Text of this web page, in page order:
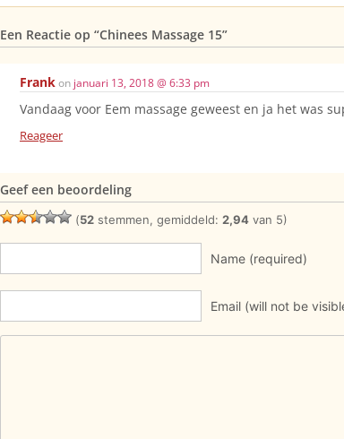
Een Reactie op “Chinees Massage 15”
Frankon januari 13, 2018 @ 6:33 pm
Vandaag voor Eem massage geweest en ja het was
Reageer
Geef een beoordeling
(52 stemmen, gemiddeld: 2,94 van 5)
Name (required)
Email (will not be